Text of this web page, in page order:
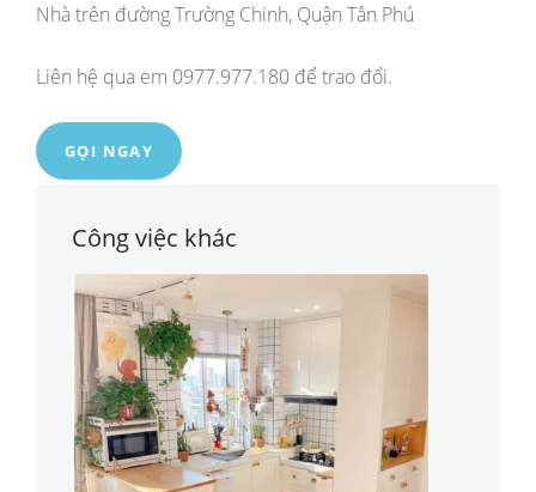
Nhà trên đường Trường Chinh, Quận Tân Phú
Liên hệ qua em 0977.977.180 để trao đổi.
GỌI NGAY
Công việc khác